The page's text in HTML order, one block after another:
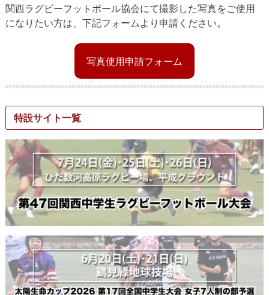
関西ラグビーフットボール協会にて撮影した写真をご使用
になりたい方は、下記フォームより申請ください。
写真使用申請フォーム
特設サイト一覧